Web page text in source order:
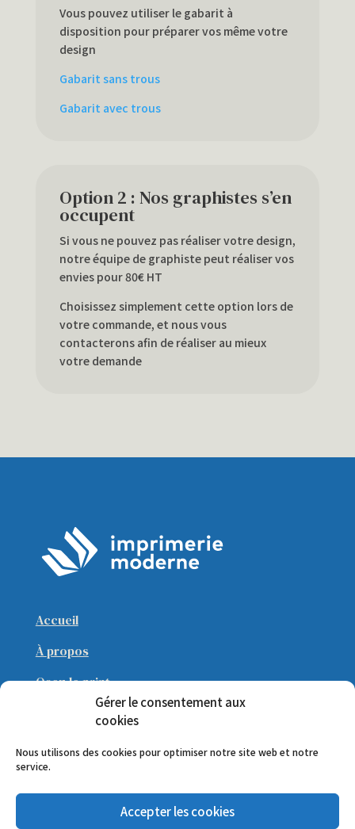
Gérer le consentement aux
cookies
Nous utilisons des cookies pour optimiser notre site web et notre
service.
Accepter les cookies
Vous pouvez utiliser le gabarit à
disposition pour préparer vos même votre
design
Gabarit sans trous
Gabarit avec trous
Option 2 : Nos graphistes s’en
occupent
Si vous ne pouvez pas réaliser votre design,
notre équipe de graphiste peut réaliser vos
envies pour 80€ HT
Choisissez simplement cette option lors de
votre commande, et nous vous
contacterons afin de réaliser au mieux
votre demande
Accueil
Àpropos
Osez le print
Cube sauteur
© 2024 Imprimerie Moderne
Mentions légales